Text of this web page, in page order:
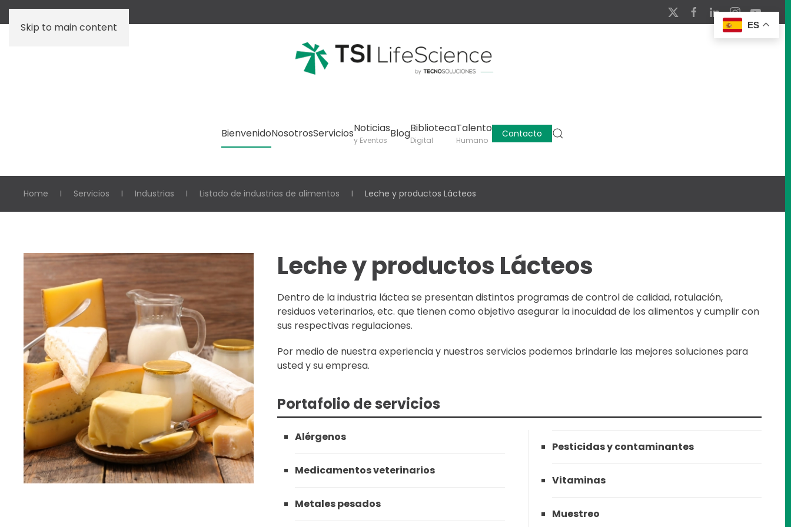
Skip to main content
BienvenidoNosotrosServiciosNoticias
y Eventos
BlogBiblioteca
Digital
Talento
Humano
Contacto
ES
Home Servicios Industrias Listado de industrias de alimentos Leche y productos Lácteos
Leche y productos Lácteos
Dentro de la industria láctea se presentan distintos programas de control de calidad, rotulación,
residuos veterinarios, etc. que tienen como objetivo asegurar la inocuidad de los alimentos y cumplir con
sus respectivas regulaciones.
Por medio de nuestra experiencia y nuestros servicios podemos brindarle las mejores soluciones para
usted y su empresa.
Portafolio de servicios
Alérgenos
Medicamentos veterinarios
Metales pesados
Pesticidas y contaminantes
Vitaminas
Muestreo